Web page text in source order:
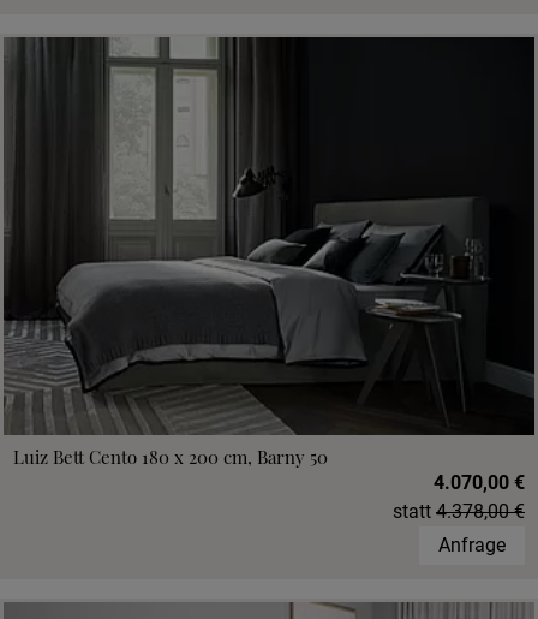
Luiz Bett Cento 180 x 200 cm, Barny 50
4.070,00 €
statt 4.378,00 €
Anfrage